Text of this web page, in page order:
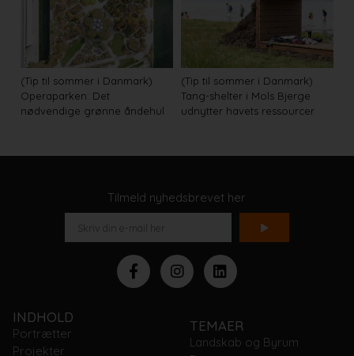
(Tip til sommer i Danmark)
Operaparken: Det
nødvendige grønne åndehul
(Tip til sommer i Danmark)
Tang-shelter i Mols Bjerge
udnytter havets ressourcer
Tilmeld nyhedsbrevet her
INDHOLD
Portrætter
Projekter
TEMAER
Landskab og Byrum